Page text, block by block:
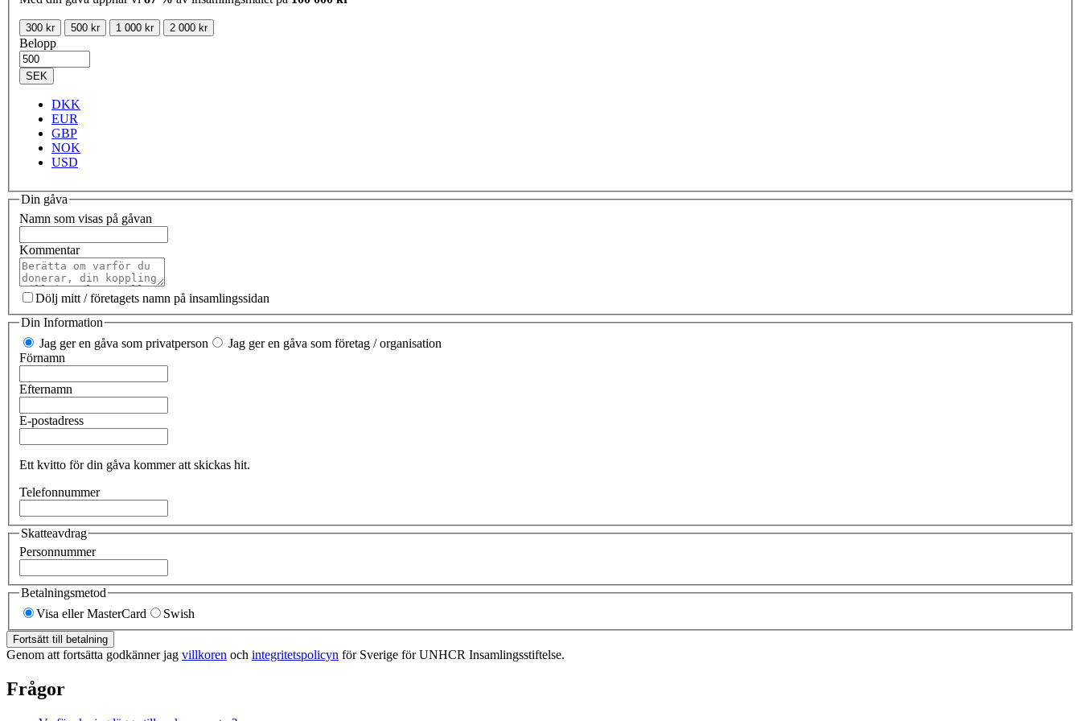
300 kr 500 kr 1 000 kr 2 000 kr
Belopp
SEK
DKK
EUR
GBP
NOK
USD
Din gåva
Namn som visas på gåvan
Kommentar
Dölj mitt / företagets namn på insamlingssidan
Din Information
Jag ger en gåva som privatperson
Jag ger en gåva som företag / organisation
Förnamn
Efternamn
E-postadress
Ett kvitto för din gåva kommer att skickas hit.
Telefonnummer
Skatteavdrag
Personnummer
Betalningsmetod
Visa eller MasterCard
Swish
Fortsätt till betalning
Genom att fortsätta godkänner jag villkoren och integritetspolicyn för Sverige för UNHCR Insamlingsstiftelse.
Frågor